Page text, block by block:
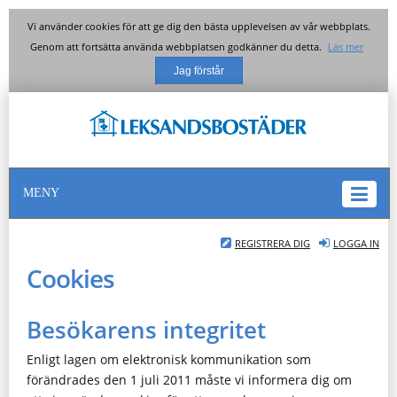
Vi använder cookies för att ge dig den bästa upplevelsen av vår webbplats.
Genom att fortsätta använda webbplatsen godkänner du detta. Läs mer
LOGGA IN
REGISTRERA DIG
MENY
Cookies
Besökarens integritet
Enligt lagen om elektronisk kommunikation som
förändrades den 1 juli 2011 måste vi informera dig om